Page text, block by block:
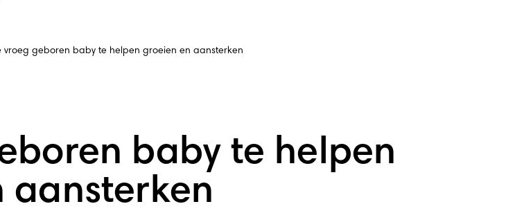
vroeg geboren baby te helpen groeien en aansterken
baby te helpen
aansterken